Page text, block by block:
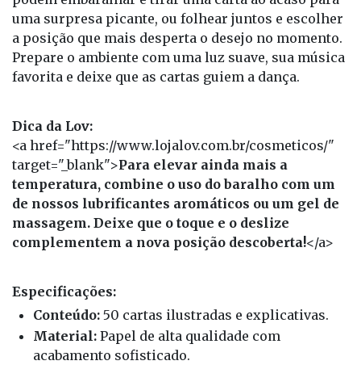
uma surpresa picante, ou folhear juntos e escolher
a posição que mais desperta o desejo no momento.
Prepare o ambiente com uma luz suave, sua música
favorita e deixe que as cartas guiem a dança.
Dica da Lov:
<a href="https://www.lojalov.com.br/cosmeticos/"
target="_blank">Para elevar ainda mais a
temperatura, combine o uso do baralho com um
de nossos lubrificantes aromáticos ou um gel de
massagem. Deixe que o toque e o deslize
complementem a nova posição descoberta!</a>
Especificações:
Conteúdo: 50 cartas ilustradas e explicativas.
Material: Papel de alta qualidade com
acabamento sofisticado.